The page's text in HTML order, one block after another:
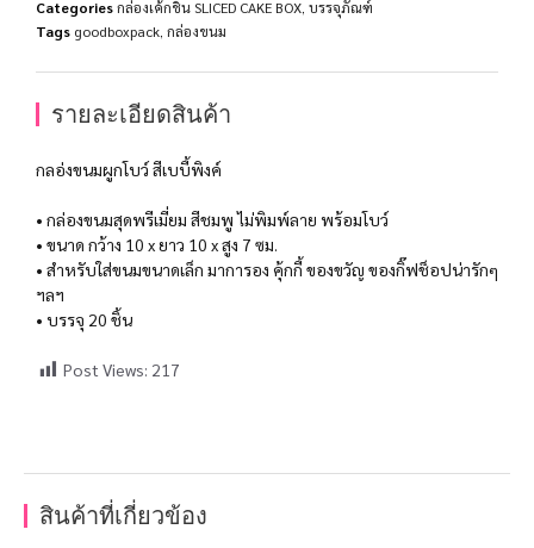
Categoriesกล่องเค้กชิ้น SLICED CAKE BOX บรรจุภัณฑ์
Tags goodboxpack กล่องขนม
รายละเอียดสินค้า
กลอ่งขนมผูกโบว์ สีเบบี้พิงค์
• กล่องขนมสุดพรีเมี่ยม สีชมพู ไม่พิมพ์ลาย พร้อมโบว์
• ขนาด กว้าง 10 x ยาว 10 x สูง 7 ซม.
• สำหรับใส่ขนมขนาดเล็ก มาการอง คุ้กกี้ ของขวัญ ของกิ๊ฟช็อปน่ารักๆ
ฯลฯ
• บรรจุ 20 ชิ้น
Post Views: 217
สินค้าที่เกี่ยวข้อง